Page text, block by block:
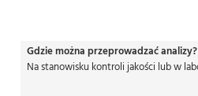
Gdzie można przeprowadzać analizy?
Na stanowisku kontroli jakości lub w